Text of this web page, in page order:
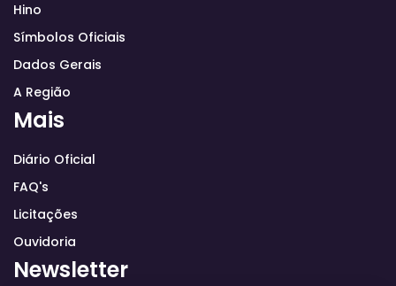
Hino
Símbolos Oficiais
Dados Gerais
A Região
Mais
Diário Oficial
FAQ's
Licitações
Ouvidoria
Newsletter